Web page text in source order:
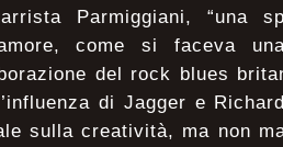
Parmiggiani, “una
come si faceva
del rock blues
di Jagger e
sulla creatività, ma non